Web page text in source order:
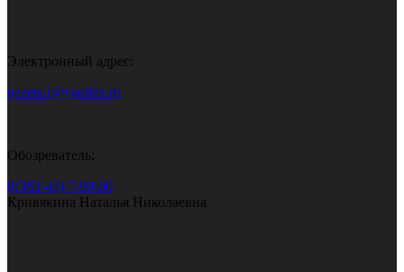
Электронный адрес:
gazeta.i@yandex.ru
Обозреватель:
8(383-43) 7-90-60
Кривякина Наталья Николаевна